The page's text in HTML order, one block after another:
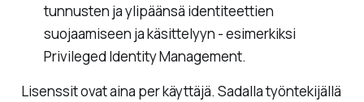
tunnusten ja ylipäänsä identiteettien
suojaamiseen ja käsittelyyn - esimerkiksi
Privileged Identity Management.
Lisenssit ovat aina per käyttäjä. Sadalla työntekijällä